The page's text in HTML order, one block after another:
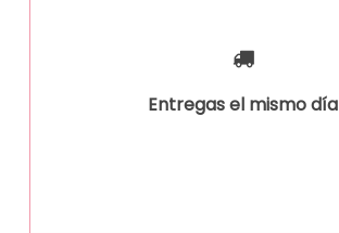
Entregas el mismo día